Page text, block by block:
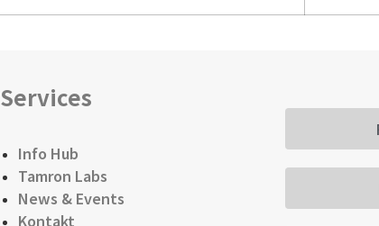
Services
Info Hub
Tamron Labs
News & Events
Kontakt